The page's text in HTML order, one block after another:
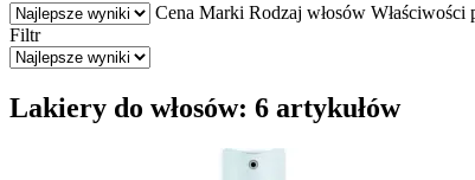
Cena Marki Rodzaj włosów Właściwości
Filtr
Lakiery do włosów: 6 artykułów